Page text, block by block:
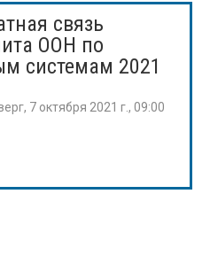
связь
ООН по
системам 2021
7 октября 2021 г., 09:00